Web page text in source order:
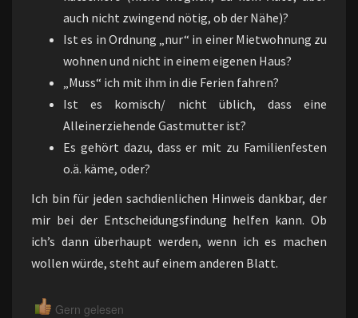
auch nicht zwingend nötig, ob der Nähe)?
Ist es in Ordnung „nur“ in einer Mietwohnung zu
wohnen und nicht in einem eigenen Haus?
„Muss“ ich mit ihm in die Ferien fahren?
Ist es komisch/ nicht üblich, dass eine
Alleinerziehende Gastmutter ist?
Es gehört dazu, dass er mit zu Familienfesten
o.ä. käme, oder?
Ich bin für jeden sachdienlichen Hinweis dankbar, der
mir bei der Entscheidungsfindung helfen kann. Ob
ich’s dann überhaupt werden, wenn ich es machen
wollen würde, steht auf einem anderen Blatt.
Gern gelesen